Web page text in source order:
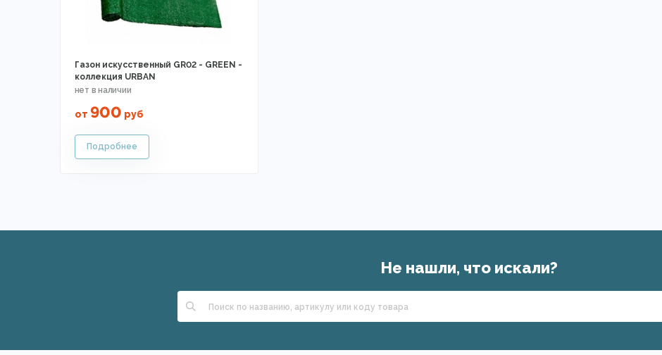
Газон искусственный GR02 - GREEN -
коллекция URBAN
от 900 руб
Не нашли, что искали?